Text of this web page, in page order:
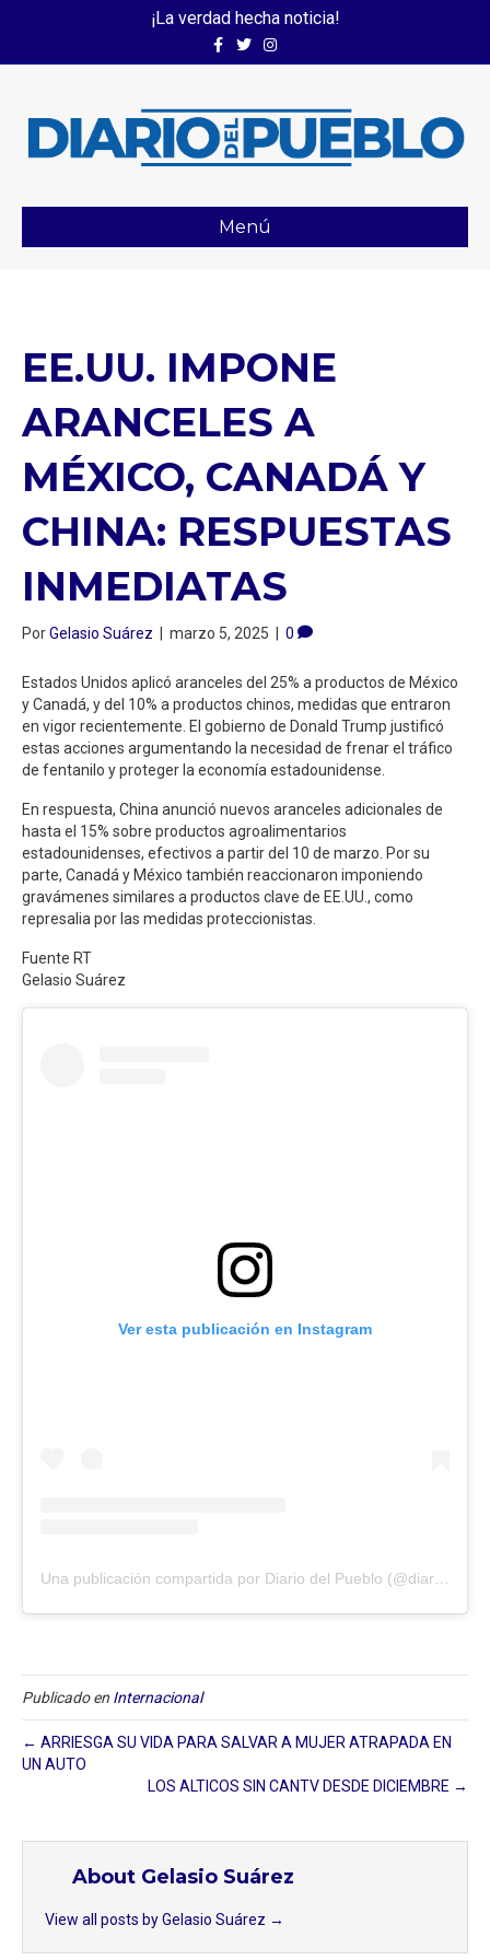
¡La verdad hecha noticia!
FacebookTwitterInstagram
Menú
EE.UU. IMPONE
ARANCELES A
MÉXICO, CANADÁ Y
CHINA: RESPUESTAS
INMEDIATAS
PorGelasio Suárez | marzo 5, 2025 | 0
Estados Unidos aplicó aranceles del 25% a productos de México
y Canadá, y del 10% a productos chinos, medidas que entraron
en vigor recientemente. El gobierno de Donald Trump justificó
estas acciones argumentando la necesidad de frenar el tráfico
de fentanilo y proteger la economía estadounidense.
En respuesta, China anunció nuevos aranceles adicionales de
hasta el 15% sobre productos agroalimentarios
estadounidenses, efectivos a partir del 10 de marzo. Por su
parte, Canadá y México también reaccionaron imponiendo
gravámenes similares a productos clave de EE.UU., como
represalia por las medidas proteccionistas.
Fuente RT
Gelasio Suárez
Ver esta publicación en Instagram
Publicado en Internacional
← ARRIESGA SU VIDA PARA SALVAR A MUJER ATRAPADA EN
UN AUTO
LOS ALTICOS SIN CANTV DESDE DICIEMBRE →
About Gelasio Suárez
View all posts by Gelasio Suárez →